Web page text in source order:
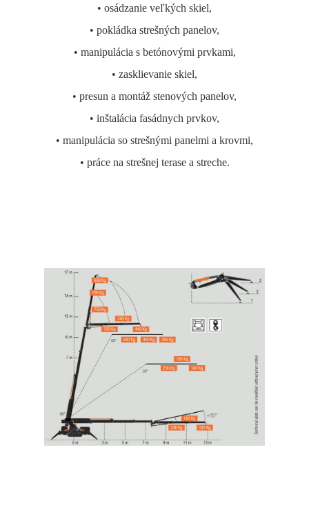
• osádzanie veľkých skiel,
• pokládka strešných panelov,
• manipulácia s betónovými prvkami,
• zasklievanie skiel,
• presun a montáž stenových panelov,
• inštalácia fasádnych prvkov,
• manipulácia so strešnými panelmi a krovmi,
• práce na strešnej terase a streche.